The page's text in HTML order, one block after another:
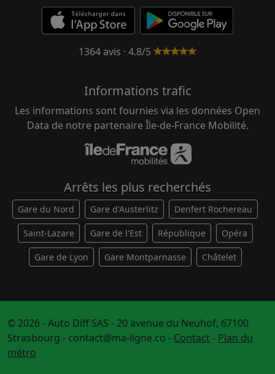
1364 avis · 4.8/5
Informations trafic
Les informations sont fournies via les données Open
Data de notre partenaire Île-de-France Mobilité.
Arrêts les plus recherchés
Gare du Nord Gare d'Austerlitz Denfert Rochereau
Saint-Lazare Gare de l'Est République Opéra
Gare de Lyon Gare Montparnasse Châtelet
© 2026 - Auto Diff SAS - 20 avenue du Neuhof, 67100
Strasbourg - contact@ma-ligne.co - Contact- Plan du
métro